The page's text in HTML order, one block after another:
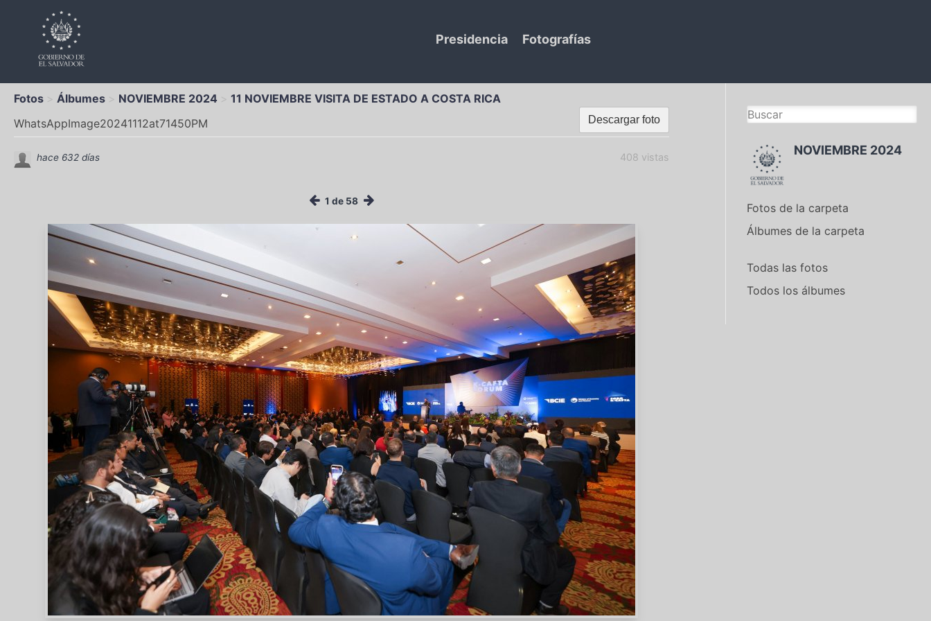
Presidencia Fotografías
Fotos Álbumes NOVIEMBRE 2024 11 NOVIEMBRE VISITA DE ESTADO A COSTA RICA
Descargar foto
WhatsAppImage20241112at71450PM
408 vistas
hace 632 días
1 de 58
NOVIEMBRE 2024
Fotos de la carpeta
Álbumes de la carpeta
Todas las fotos
Todos los álbumes